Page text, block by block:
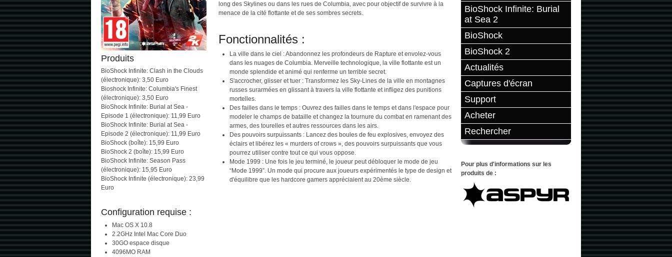
Produits
BioShock Infinite: Clash in the Clouds
(électronique): 3,50 Euro
Bioshock Infinite: Columbia's Finest
(électronique): 3,50 Euro
BioShock Infinite: Burial at Sea -
Episode 1 (électronique): 11,99 Euro
BioShock Infinite: Burial at Sea -
Episode 2 (électronique): 11,99 Euro
BioShock (boîte): 15,99 Euro
BioShock 2 (boîte): 15,99 Euro
BioShock Infinite: Season Pass
(électronique): 15,95 Euro
BioShock Infinite (électronique): 23,99
Euro
Configuration requise :
Mac OS X 10.8
2.2GHz Intel Mac Core Duo
30GO espace disque
4096MO RAM
BioShock Infinite: Burial
at Sea 2
BioShock
BioShock 2
Actualités
Captures d'écran
Support
Acheter
Rechercher
Pour plus d'informations sur les
produits de :
long des Skylines ou dans les rues de Columbia, avec pour objectif de survivre à la
menace de la cité flottante et de ses sombres secrets.
Fonctionnalités :
La ville dans le ciel : Abandonnez les profondeurs de Rapture et envolez-vous
dans les nuages de Columbia. Merveille technologique, la ville flottante est un
monde splendide et animé qui renferme un terrible secret.
S'accrocher, glisser et tuer : Transformez les Sky-Lines de la ville en montagnes
russes surarmées en glissant à travers la ville flottante et infligez des punitions
mortelles.
Des failles dans le temps : Ouvrez des failles dans le temps et dans l'espace pour
modeler le champs de bataille et changez la tournure du combat en ramenant des
armes, des tourelles et autres ressources dans les airs.
Des pouvoirs surpuissants : Lancez des boules de feu explosives, envoyez des
éclairs et libérez les « murders of crows », des pouvoirs surpuissants que vous
pourrez utiliser contre tout ce qui vous oppose.
Mode 1999 : Une fois le jeu terminé, le joueur peut débloquer le mode de jeu
“Mode 1999”. Un mode qui procure aux joueurs expérimentés le type de design et
d'équilibre que les hardcore gamers appréciaient au 20ème siècle.